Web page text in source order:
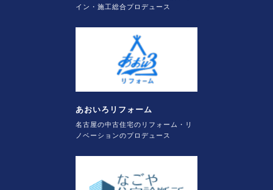
イン・施工総合プロデュース
あおいろリフォーム
名古屋の中古住宅のリフォーム・リ
ノベーションのプロデュース